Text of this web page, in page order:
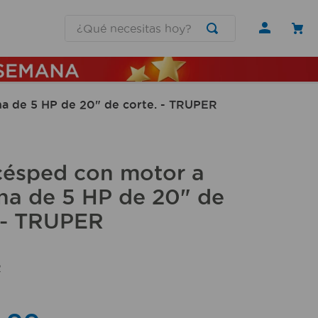
de 5 HP de 20" de corte. - TRUPER
con motor a
de 5 HP de 20" de
TRUPER